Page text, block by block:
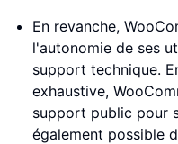
En revanche,
l'autonomie de ses
support technique.
exhaustive,
support public pour
également possible